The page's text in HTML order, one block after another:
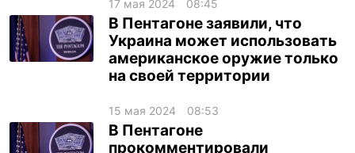
17 мая 2024 08:45
В Пентагоне заявили, что
Украина может использовать
американское оружие только
на своей территории
15 мая 2024 08:53
В Пентагоне
прокомментировали